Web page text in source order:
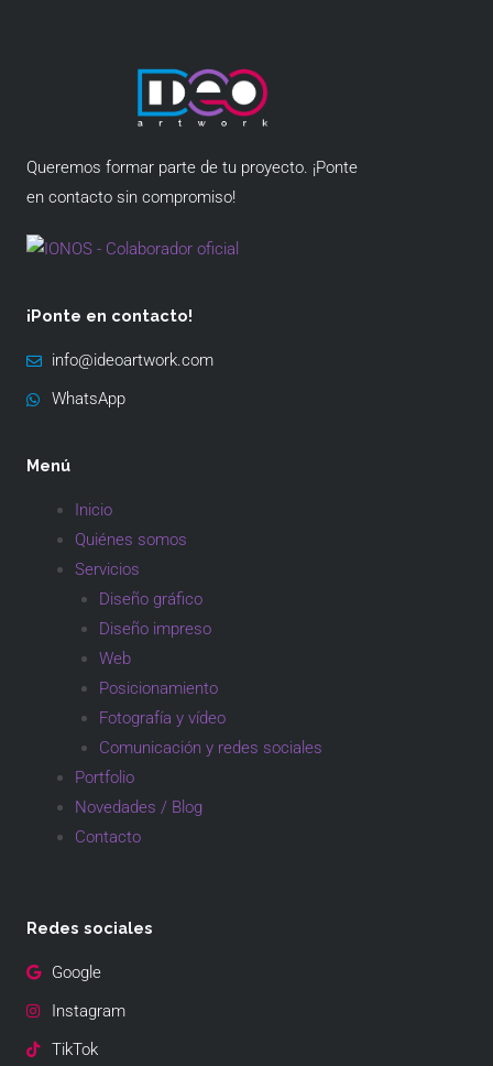
Queremos formar parte de tu proyecto. ¡Ponte
en contacto sin compromiso!
¡Ponte en contacto!
info@ideoartwork.com
WhatsApp
Menú
Inicio
Quiénes somos
Servicios
Diseño gráfico
Diseño impreso
Web
Posicionamiento
Fotografía y vídeo
Comunicación y redes sociales
Portfolio
Novedades / Blog
Contacto
Redes sociales
Google
Instagram
TikTok